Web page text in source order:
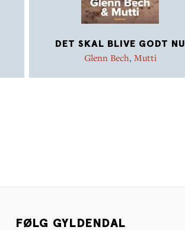
DET SKAL BLIVE GODT NU
Glenn Bech, Mutti
FØLG GYLDENDAL